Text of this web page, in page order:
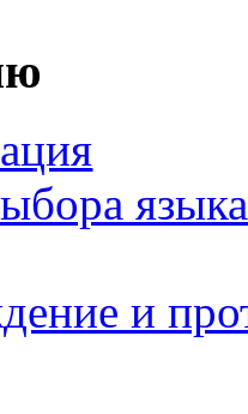
языка
и